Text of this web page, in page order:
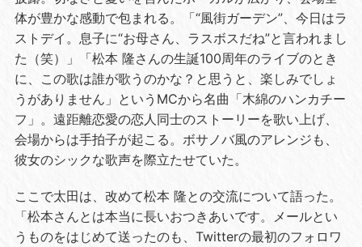
体が豊かな感動で包まれる。「“風街ガーデン”、今日はラ
ストデイ。息子に“お母さん、ラスボスだね”と言われまし
た（笑）」「松本 隆さんの生誕100周年のライブのとき
に、この歌は誰が歌うのかな？と思うと、楽しみでしょ
うがありません」という MCから名曲「木綿のハンカチー
フ」。遠距離恋愛の恋人同士のストーリーを歌い上げ、
会場からは手拍子が起こる。ボサノバ風のアレンジも、
彼女のシックな歌声を際立たせていた。
ここで太田は、改めて松本 隆との交流について語った。
「松本さんとは本当に長いおつきあいです。メールとい
うものをはじめて送ったのも、 Twitterの最初のフォロワ